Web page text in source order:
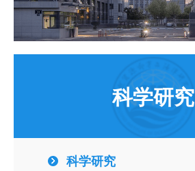
科学研究
科学研究